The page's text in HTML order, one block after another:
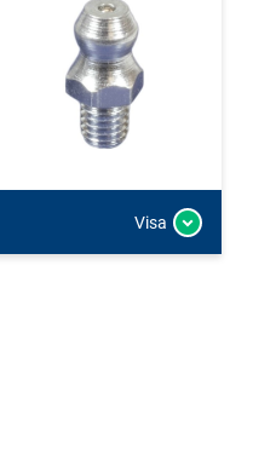
Visa